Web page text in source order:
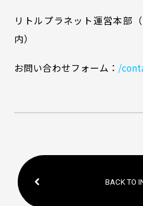
リトルプラネット運営本部
内）
お問い合わせフォーム： /
BACK TO